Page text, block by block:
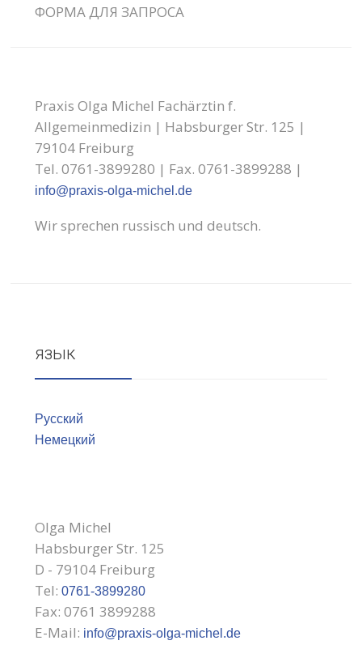
ФОРМА ДЛЯ ЗАПРОСА
Praxis Olga Michel Fachärztin f.
Allgemeinmedizin | Habsburger Str. 125 |
79104 Freiburg
Tel. 0761-3899280 | Fax. 0761-3899288 |
info@praxis-olga-michel.de
Wir sprechen russisch und deutsch.
язык
Русский
Немецкий
Olga Michel
Habsburger Str. 125
D - 79104 Freiburg
Tel:0761-3899280
Fax: 0761 3899288
E-Mail: info@praxis-olga-michel.de